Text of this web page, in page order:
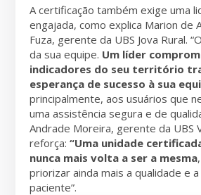
A certificação também exige uma
engajada, como explica Marion de
Fuza, gerente da UBS Jova Rural.
da sua equipe. Um líder
indicadores do seu território
esperança de sucesso à sua
principalmente, aos usuários que
uma assistência segura e de
Andrade Moreira, gerente da UBS
reforça:“Uma unidade
nunca mais volta a ser a mesma
priorizar ainda mais a qualidade e
paciente”.